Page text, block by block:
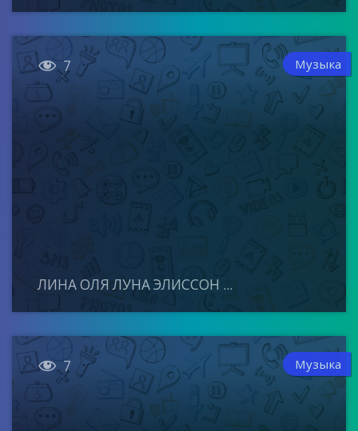
 7 Музыка
ЛИНА ОЛЯ ЛУНА ЭЛИССОН ...
 7 Музыка